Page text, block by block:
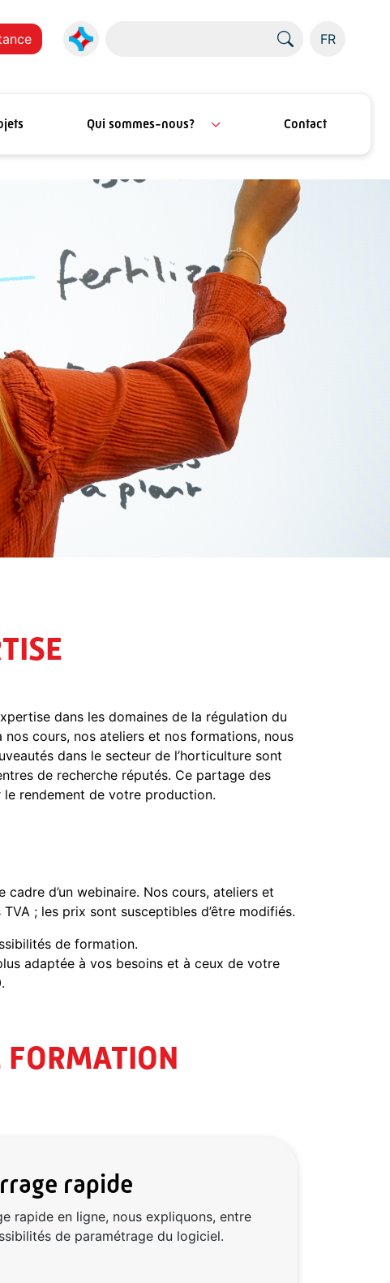
FR
Qui sommes-nous? Contact
dans les domaines de la régulation du
nos cours, nos ateliers et nos formations, nous
dans le secteur de l’horticulture sont
de recherche réputés. Ce partage des
le rendement de votre production.
d’un webinaire. Nos cours, ateliers et
; les prix sont susceptibles d’être modifiés.
de formation.
adaptée à vos besoins et à ceux de votre
FORMATION
rapide
rapide en ligne, nous expliquons, entre
de paramétrage du logiciel.